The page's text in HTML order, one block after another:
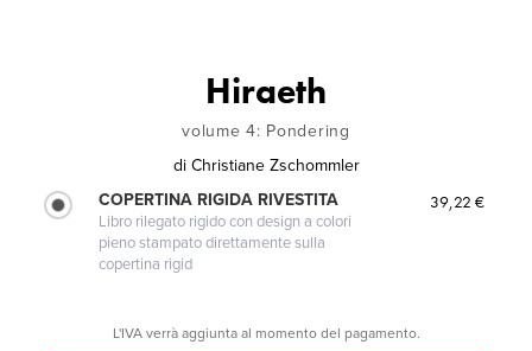
Hiraeth
volume 4: Pondering
di Christiane Zschommler
COPERTINA RIGIDA RIVESTITA
Libro rilegato rigido con design a colori
pieno stampato direttamente sulla
copertina rigid
39,22 €
L'IVA verrà aggiunta al momento del pagamento.